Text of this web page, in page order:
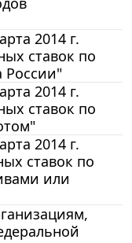
2014 г.
ставок по
России"
2014 г.
ставок по
2014 г.
ставок по
или